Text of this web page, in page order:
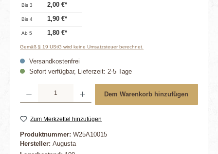
Bis3 2,00 €*
Bis4 1,90 €*
Ab5 1,80 €*
Gemäß § 19 UStG wird keine Umsatzsteuer berechnet.
Versandkostenfrei
Sofort verfügbar, Lieferzeit: 2-5 Tage
Dem Warenkorb hinzufügen
Zum Merkzettel hinzufügen
Produktnummer: W25A10015
Hersteller: Augusta